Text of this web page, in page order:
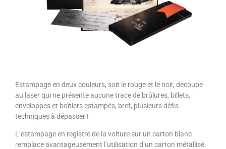
Estampage en deux couleurs, soit le rouge et le noir, découpe
au laser qui ne présente aucune trace de brûlures, billets,
enveloppes et boîtiers estampés, bref, plusieurs défis
techniques à dépasser !
L’estampage en registre de la voiture sur un carton blanc
remplace avantageusement l’utilisation d’un carton métallisé.